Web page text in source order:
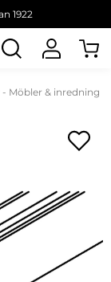
1922
Möbler & inredning